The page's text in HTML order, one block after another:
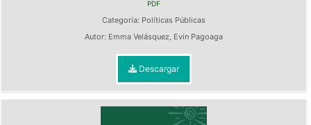
PDF
Categoría: Políticas Públicas
Autor: Emma Velásquez, Evin Pagoaga
Descargar